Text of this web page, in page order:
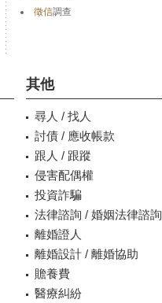
徵信調查
其他
尋人 / 找人
討債 / 應收帳款
跟人 / 跟蹤
侵害配偶權
投資詐騙
法律諮詢 / 婚姻法律諮詢
離婚證人
離婚設計 / 離婚協助
贍養費
醫療糾紛